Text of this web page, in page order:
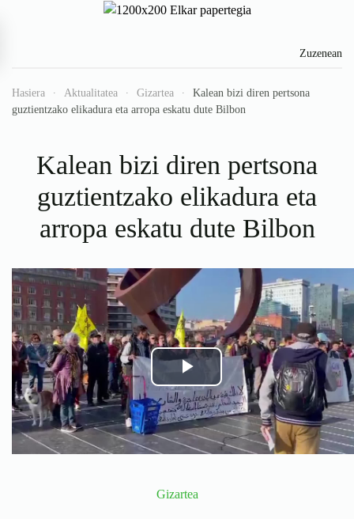
Zuzenean
Hasiera Aktualitatea Gizartea
Kalean bizi diren pertsona
guztientzako elikadura eta arropa eskatu dute Bilbon
Kalean bizi diren pertsona
guztientzako elikadura eta
arropa eskatu dute Bilbon
Gizartea